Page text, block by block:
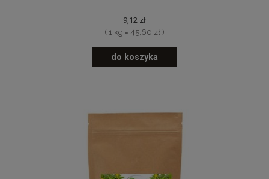
9,12 zł
( 1 kg = 45,60 zł )
do koszyka